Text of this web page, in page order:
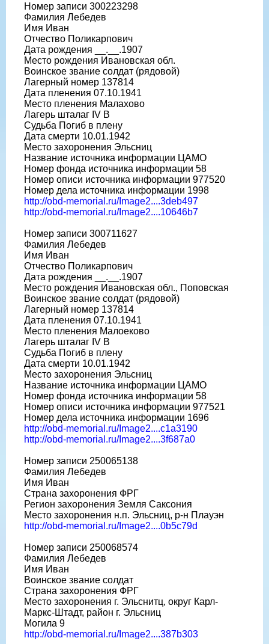
Номер записи 300223298
Фамилия Лебедев
Имя Иван
Отчество Поликарпович
Дата рождения __.__.1907
Место рождения Ивановская обл.
Воинское звание солдат (рядовой)
Лагерный номер 137814
Дата пленения 07.10.1941
Место пленения Малахово
Лагерь шталаг IV B
Судьба Погиб в плену
Дата смерти 10.01.1942
Место захоронения Эльсниц
Название источника информации ЦАМО
Номер фонда источника информации 58
Номер описи источника информации 977520
Номер дела источника информации 1998
http://obd-memorial.ru/Image2....3deb497
http://obd-memorial.ru/Image2....10646b7
Номер записи 300711627
Фамилия Лебедев
Имя Иван
Отчество Поликарпович
Дата рождения __.__.1907
Место рождения Ивановская обл., Поповская
Воинское звание солдат (рядовой)
Лагерный номер 137814
Дата пленения 07.10.1941
Место пленения Малоеково
Лагерь шталаг IV B
Судьба Погиб в плену
Дата смерти 10.01.1942
Место захоронения Эльсниц
Название источника информации ЦАМО
Номер фонда источника информации 58
Номер описи источника информации 977521
Номер дела источника информации 1696
http://obd-memorial.ru/Image2....c1a3190
http://obd-memorial.ru/Image2....3f687a0
Номер записи 250065138
Фамилия Лебедев
Имя Иван
Страна захоронения ФРГ
Регион захоронения Земля Саксония
Место захоронения н.п. Эльсниц, р-н Плауэн
http://obd-memorial.ru/Image2....0b5c79d
Номер записи 250068574
Фамилия Лебедев
Имя Иван
Воинское звание солдат
Страна захоронения ФРГ
Место захоронения г. Эльснитц, округ Карл-
Маркс-Штадт, район г. Эльсниц
Могила 9
http://obd-memorial.ru/Image2....387b303